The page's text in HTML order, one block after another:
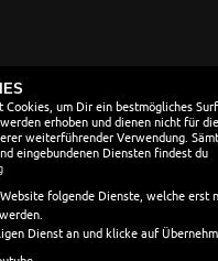
um Dir ein bestmögliches
erhoben und dienen nicht für
weiterführender Verwendung.
eingebundenen Diensten findest du
folgende Dienste, welche erst
Dienst an und klicke auf